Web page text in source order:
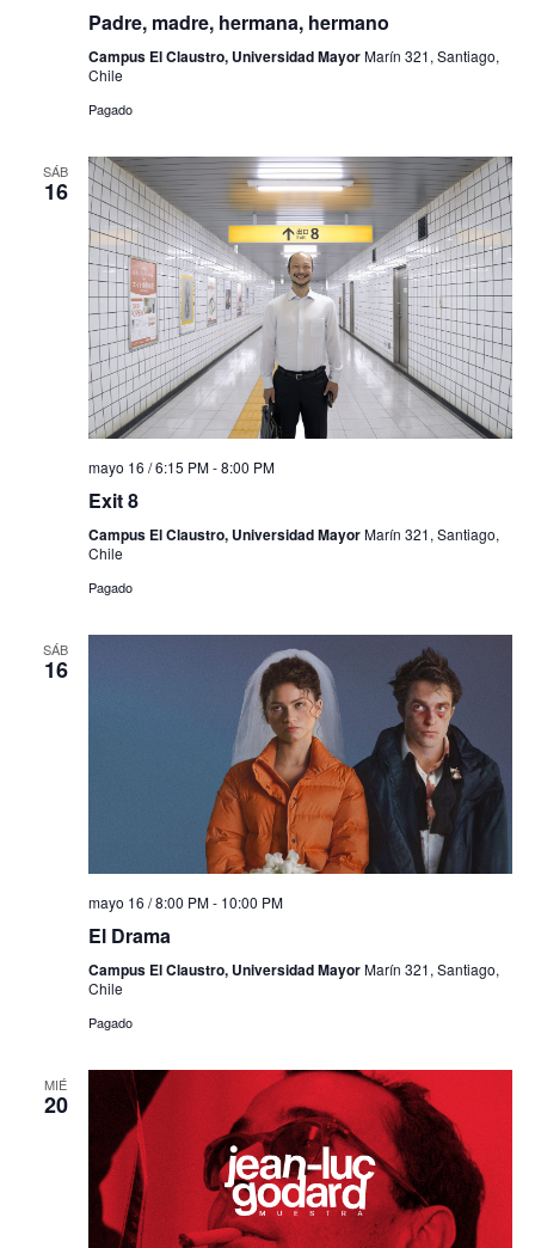
Padre, madre, hermana, hermano
Campus El Claustro, Universidad MayorMarín 321, Santiago,
Chile
Pagado
SÁB
16
mayo 16 / 6:15 PM-8:00 PM
Exit 8
Campus El Claustro, Universidad MayorMarín 321, Santiago,
Chile
Pagado
SÁB
16
mayo 16 / 8:00 PM- 10:00 PM
El Drama
Campus El Claustro, Universidad MayorMarín 321, Santiago,
Chile
Pagado
MIÉ
20